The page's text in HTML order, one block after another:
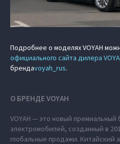
Подробнее о моделях VOYAH
официального сайта дилера
брендаvoyah_rus.
О БРЕНДЕ VOYAH
VOYAH — это новый
электромобилей, созданный в
глобальные продажи. Китайский